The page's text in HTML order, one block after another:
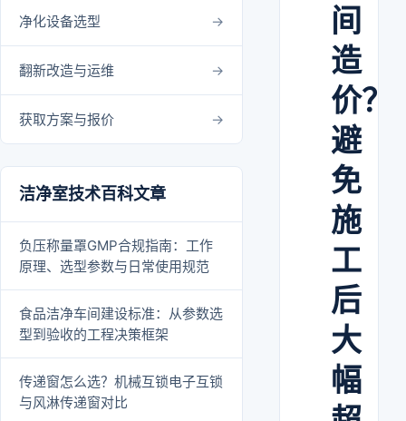
净化设备选型
翻新改造与运维
获取方案与报价
洁净室技术百科文章
负压称量罩GMP合规指南：工作
原理、选型参数与日常使用规范
食品洁净车间建设标准：从参数选
型到验收的工程决策框架
传递窗怎么选？机械互锁电子互锁
与风淋传递窗对比
间
造
价？
避
免
施
工
后
大
幅